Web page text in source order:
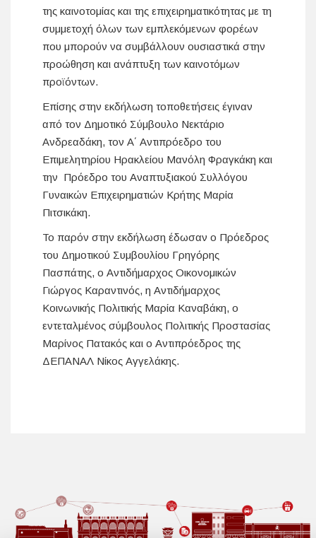
της καινοτομίας και της επιχειρηματικότητας με τη
συμμετοχή όλων των εμπλεκόμενων φορέων
που μπορούν να συμβάλλουν ουσιαστικά στην
προώθηση και ανάπτυξη των καινοτόμων
προϊόντων.
Επίσης στην εκδήλωση τοποθετήσεις έγιναν
από τον Δημοτικό Σύμβουλο Νεκτάριο
Ανδρεαδάκη, τον Α΄ Αντιπρόεδρο του
Επιμελητηρίου Ηρακλείου Μανόλη Φραγκάκη και
την Πρόεδρο του Αναπτυξιακού Συλλόγου
Γυναικών Επιχειρηματιών Κρήτης Μαρία
Πιτσικάκη.
Το παρόν στην εκδήλωση έδωσαν ο Πρόεδρος
του Δημοτικού Συμβουλίου Γρηγόρης
Πασπάτης, ο Αντιδήμαρχος Οικονομικών
Γιώργος Καραντινός, η Αντιδήμαρχος
Κοινωνικής Πολιτικής Μαρία Καναβάκη, ο
εντεταλμένος σύμβουλος Πολιτικής Προστασίας
Μαρίνος Πατακός και ο Αντιπρόεδρος της
ΔΕΠΑΝΑΛ Νίκος Αγγελάκης.